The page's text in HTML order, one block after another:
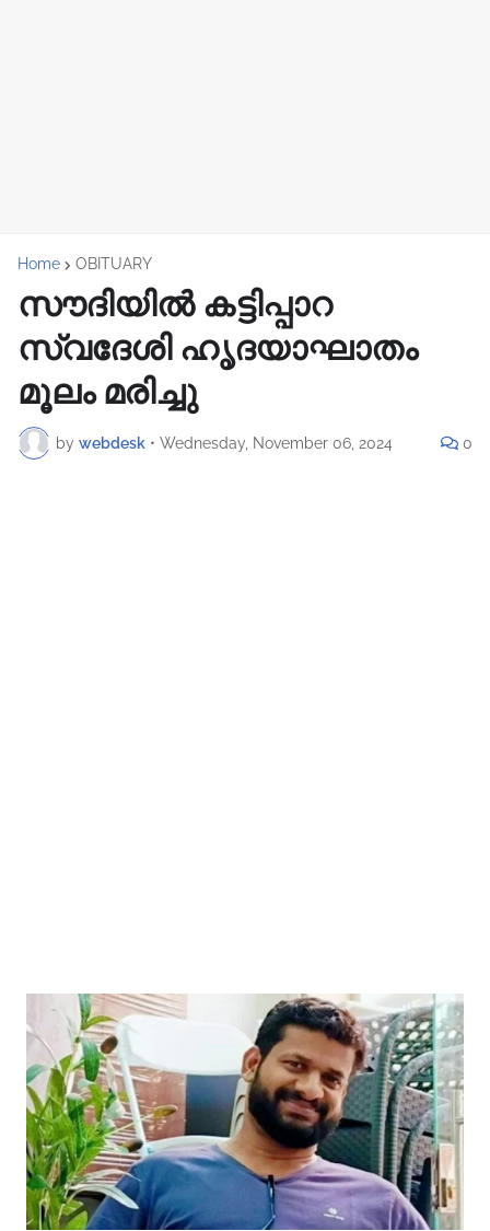
Home OBITUARY
സൗദിയിൽ കട്ടിപ്പാറ
സ്വദേശി ഹൃദയാഘാതം
മൂലം മരിച്ചു
by webdesk • Wednesday, November 06, 2024 0